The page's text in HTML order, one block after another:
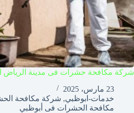
شركة مكافحة حشرات فى مدينة الرياض
23 مارس، 2025
خدمات-ابوظبي, شركة مكافحة
مكافحة الحشرات فى أبوظبي